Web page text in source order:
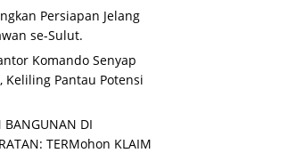
Dugaan Penggelapan Honda HR-
V Rp130 Juta yang Libatkan ASN
Persiapan Jelang
se-Sulut.
Komando Senyap
Keliling Pantau Potensi
BANGUNAN DI
TERMohon KLAIM